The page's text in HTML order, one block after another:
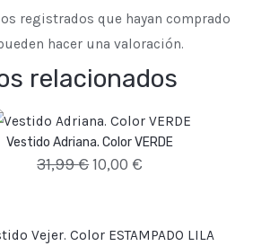
registrados que hayan comprado
hacer una valoración.
relacionados
Vestido Adriana. Color VERDE
31,99€10,00 €